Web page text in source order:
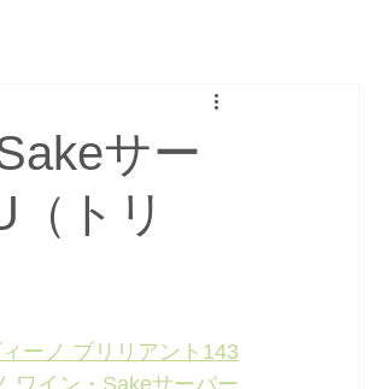
サー
トリ
ーノ ブリリアント143
ワイン・Sakeサーバー